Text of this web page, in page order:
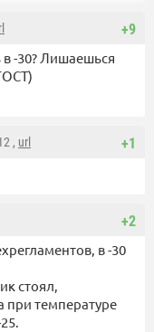
+9
в -30? Лишаешься
+1
, url
+2
в -30
стоял,
при температуре